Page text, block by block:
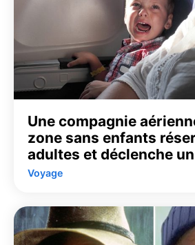
Une compagnie
zone sans enfants
adultes et déclenche
Voyage